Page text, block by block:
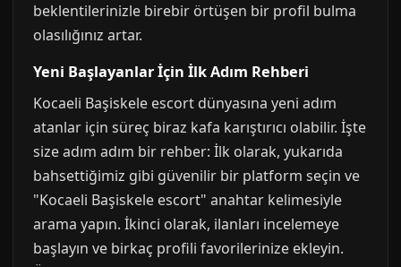
beklentilerinizle birebir örtüşen bir profil bulma
olasılığınız artar.
Yeni Başlayanlar İçin İlk Adım Rehberi
Kocaeli Başiskele escort dünyasına yeni adım
atanlar için süreç biraz kafa karıştırıcı olabilir. İşte
size adım adım bir rehber: İlk olarak, yukarıda
bahsettiğimiz gibi güvenilir bir platform seçin ve
"Kocaeli Başiskele escort" anahtar kelimesiyle
arama yapın. İkinci olarak, ilanları incelemeye
başlayın ve birkaç profili favorilerinize ekleyin.